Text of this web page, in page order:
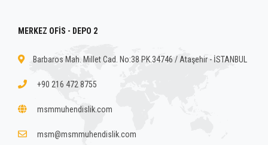
MERKEZ OFİS - DEPO 2
Barbaros Mah. Millet Cad. No:38 PK.34746 / Ataşehir - İSTANBUL
+90 216 472 8755
msmmuhendislik.com
msm@msmmuhendislik.com